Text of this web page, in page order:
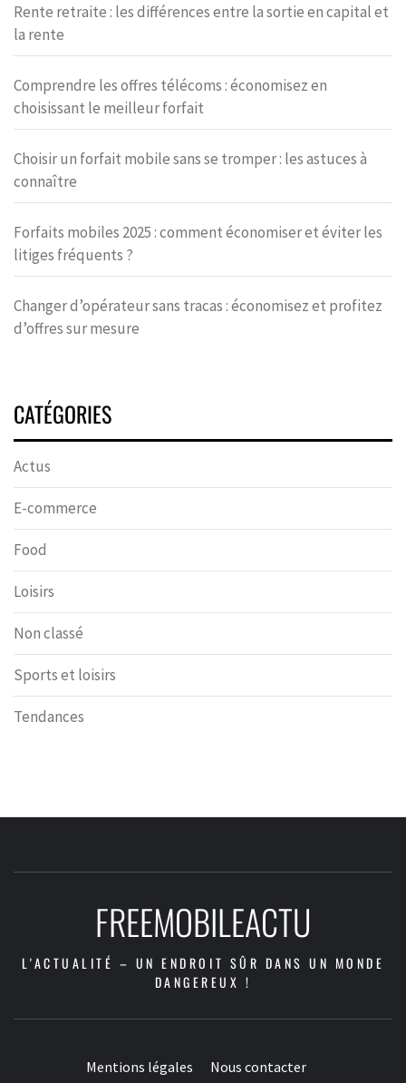
Rente retraite : les différences entre la sortie en capital et
la rente
Comprendre les offres télécoms : économisez en
choisissant le meilleur forfait
Choisir un forfait mobile sans se tromper : les astuces à
connaître
Forfaits mobiles 2025 : comment économiser et éviter les
litiges fréquents ?
Changer d’opérateur sans tracas : économisez et profitez
d’offres sur mesure
CATÉGORIES
Actus
E-commerce
Food
Loisirs
Non classé
Sports et loisirs
Tendances
FREEMOBILEACTU
L'ACTUALITÉ – UN ENDROIT SÛR DANS UN MONDE
DANGEREUX !
Mentions légales Nous contacter